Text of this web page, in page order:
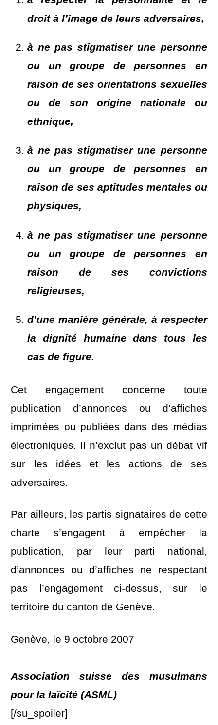
droit à l’image de leurs adversaires,
à ne pas stigmatiser une personne
ou un groupe de personnes en
raison de ses orientations sexuelles
ou de son origine nationale ou
ethnique,
à ne pas stigmatiser une personne
ou un groupe de personnes en
raison de ses aptitudes mentales ou
physiques,
à ne pas stigmatiser une personne
ou un groupe de personnes en
raison de ses convictions
religieuses,
d’une manière générale, à respecter
la dignité humaine dans tous les
cas de figure.
Cet engagement concerne toute
publication d’annonces ou d’affiches
imprimées ou publiées dans des médias
électroniques. Il n’exclut pas un débat vif
sur les idées et les actions de ses
adversaires.
Par ailleurs, les partis signataires de cette
charte s’engagent à empêcher la
publication, par leur parti national,
d’annonces ou d’affiches ne respectant
pas l’engagement ci-dessus, sur le
territoire du canton de Genève.
Genève, le 9 octobre 2007
Association suisse des musulmans
pour la laïcité (ASML)
[/su_spoiler]